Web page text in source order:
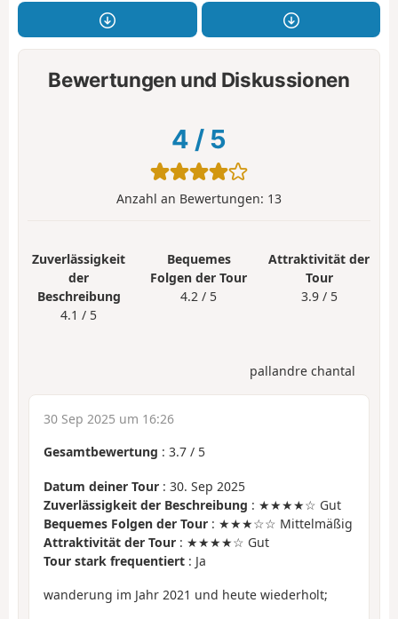
Bewertungen und Diskussionen
4 / 5
Anzahl an Bewertungen: 13
Zuverlässigkeit
der
Beschreibung
4.1 / 5
Bequemes
Folgen der Tour
4.2 / 5
Attraktivität der
Tour
3.9 / 5
pallandre chantal
30 Sep 2025 um 16:26
Gesamtbewertung : 3.7 / 5
Datum deiner Tour : 30. Sep 2025
Zuverlässigkeit der Beschreibung : ★★★★☆ Gut
Bequemes Folgen der Tour : ★★★☆☆ Mittelmäßig
Attraktivität der Tour : ★★★★☆ Gut
Tour stark frequentiert : Ja
wanderung im Jahr 2021 und heute wiederholt;